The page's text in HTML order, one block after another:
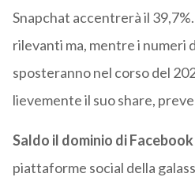
Snapchat accentrerà il
rilevanti ma, mentre i numeri
sposteranno nel corso del
lievemente il suo share,
Saldo il dominio di
piattaforme social della